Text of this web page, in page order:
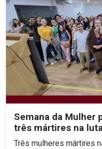
Semana da Mulher
três mártires na
socioambiental
Três mulheres mártires